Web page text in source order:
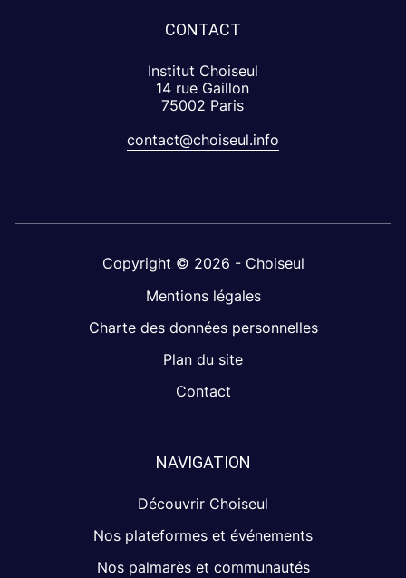
CONTACT
Institut Choiseul
14 rue Gaillon
75002 Paris
contact@choiseul.info
Copyright © 2026 - Choiseul
Mentions légales
Charte des données personnelles
Plan du site
Contact
NAVIGATION
Découvrir Choiseul
Nos plateformes et événements
Nos palmarès et communautés